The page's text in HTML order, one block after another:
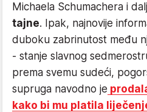
Michaela Schumachera i
tajne. Ipak, najnovije
duboku zabrinutost među
- stanje slavnog
prema svemu sudeći,
supruga navodno je
kako bi mu platila